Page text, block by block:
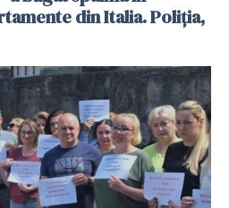
din Italia. Poliția,